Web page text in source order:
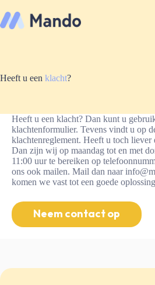
naar
de
Heeft u een klacht?
Heeft u een klacht? Dan kunt u
klachtenformulier. Tevens vindt u op
klachtenreglement. Heeft u toch liever
Dan zijn wij op maandag tot en met
11:00 uur te bereiken op
ons ook mailen. Mail dan naar
komen we vast tot een goede
Neem contact op